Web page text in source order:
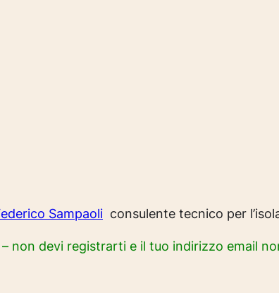
Sampaoli consulente tecnico per
– non devi registrarti e il tuo indirizzo email